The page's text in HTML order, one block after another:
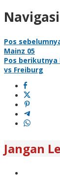
Pos
Mainz 05
Pos berikutnya
vs Freiburg
Jangan